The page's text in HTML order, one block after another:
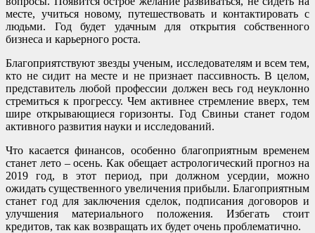
месте, учиться новому, путешествовать и контактировать с
людьми. Год будет удачным для открытия собственного
бизнеса и карьерного роста.
Благоприятствуют звезды ученым, исследователям и всем тем,
кто не сидит на месте и не признает пассивность. В целом,
представитель любой профессии должен весь год неуклонно
стремиться к прогрессу. Чем активнее стремление вверх, тем
шире открывающиеся горизонты. Год Свиньи станет годом
активного развития науки и исследований.
Что касается финансов, особенно благоприятным временем
станет лето – осень. Как обещает астрологический прогноз на
2019 год, в этот период, при должном усердии, можно
ожидать существенного увеличения прибыли. Благоприятным
станет год для заключения сделок, подписания договоров и
улучшения материального положения. Избегать стоит
кредитов, так как возвращать их будет очень проблематично.